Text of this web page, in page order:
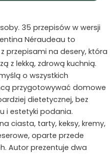
35 przepisów w wersji
Néraudeau to
przepisami na desery, która
z lekką, zdrową kuchnią.
o wszystkich
przygotowywać domowe
dietetycznej, bez
i estetyki podania.
ciasta, tarty, keksy, kremy,
oparte przede
Autor prezentuje dwa